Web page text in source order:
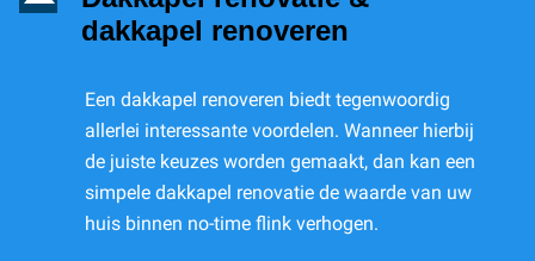
dakkapel renoveren
Een dakkapel renoveren biedt tegenwoordig
allerlei interessante voordelen. Wanneer hierbij
de juiste keuzes worden gemaakt, dan kan een
simpele dakkapel renovatie de waarde van uw
huis binnen no-time flink verhogen.